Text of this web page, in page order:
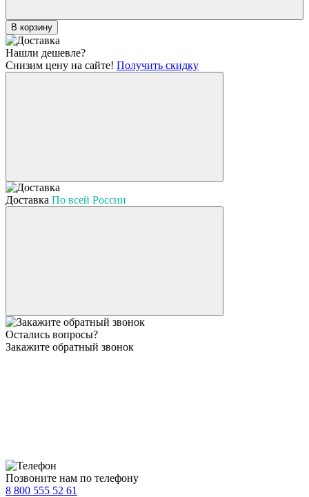
В корзину
Нашли дешевле?
Снизим цену на сайте! Получить скидку
Доставка По всей России
Остались вопросы?
Закажите обратный звонок
Позвоните нам по телефону
8 800 555 52 61